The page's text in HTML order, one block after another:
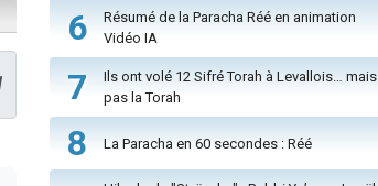
6
Résumé de la Paracha Réé en animation
Vidéo IA
7
Ils ont volé 12 Sifré Torah à Levallois… mais
pas la Torah
8 La Paracha en 60 secondes : Réé